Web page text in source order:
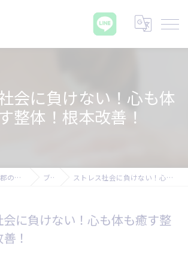
会に負けない！心も体
整体！根本改善！
神奈川県足柄上郡の腰痛なら足柄上整体院 ブログ ストレス社会に負けない！心も体も癒す整体！根本改善！
に負けない！心も体も癒す整
！